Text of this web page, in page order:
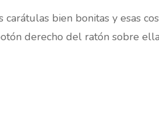
bien bonitas y esas
derecho del ratón sobre